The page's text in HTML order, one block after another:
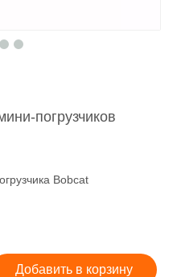
погрузчиков
Bobcat
Добавить в корзину